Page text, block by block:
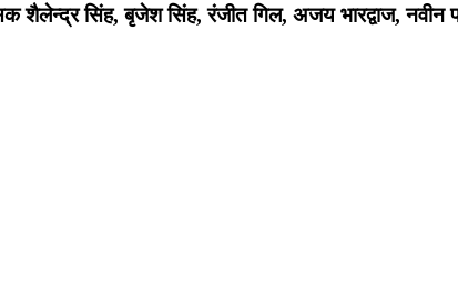
सिंह, बृजेश सिंह, रंजीत गिल, अजय भारद्वाज, नवीन